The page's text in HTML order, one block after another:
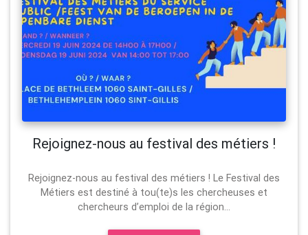
Rejoignez-nous au festival des métiers !
Rejoignez-nous au festival des métiers ! Le Festival des
Métiers est destiné à tou(te)s les chercheuses et
chercheurs d’emploi de la région...